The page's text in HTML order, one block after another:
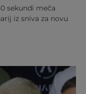
sekundi meča
iz sniva za novu